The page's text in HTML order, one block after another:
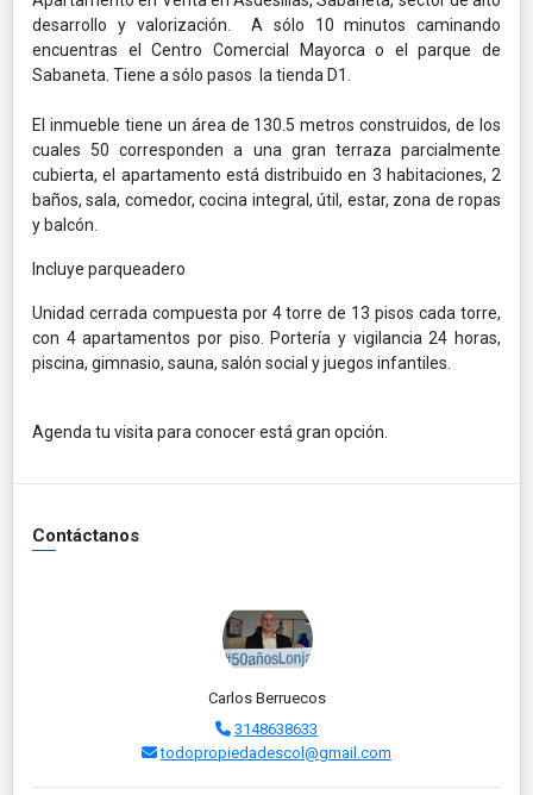
desarrollo y valorización. A sólo 10 minutos caminando
encuentras el Centro Comercial Mayorca o el parque de
Sabaneta. Tiene a sólo pasos la tienda D1.
El inmueble tiene un área de 130.5 metros construidos, de los
cuales 50 corresponden a una gran terraza parcialmente
cubierta, el apartamento está distribuido en 3 habitaciones, 2
baños, sala, comedor, cocina integral, útil, estar, zona de ropas
y balcón.
Incluye parqueadero
Unidad cerrada compuesta por 4 torre de 13 pisos cada torre,
con 4 apartamentos por piso. Portería y vigilancia 24 horas,
piscina, gimnasio, sauna, salón social y juegos infantiles.
Agenda tu visita para conocer está gran opción.
Contáctanos
Carlos Berruecos
3148638633
todopropiedadescol@gmail.com